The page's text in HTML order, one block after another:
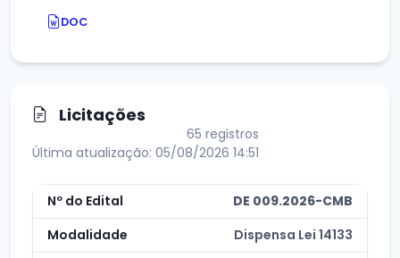
DOC
Licitações
65 registros
Última atualização: 05/08/2026 14:51
DE 009.2026-CMB
Dispensa Lei 14133